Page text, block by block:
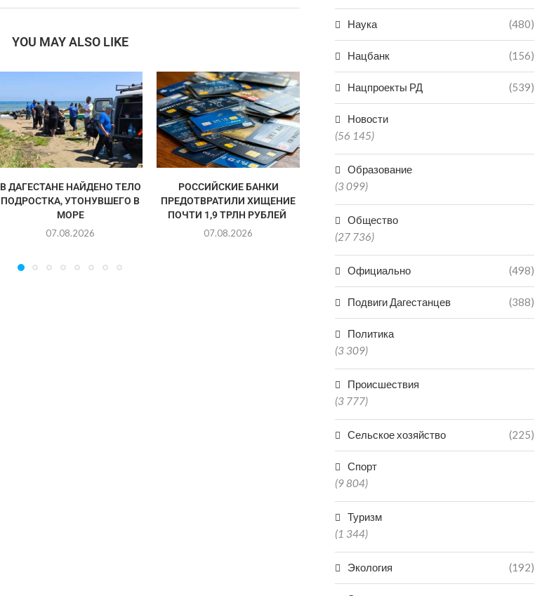
YOU MAY ALSO LIKE
В ДАГЕСТАНЕ НАЙДЕНО ТЕЛО
ПОДРОСТКА, УТОНУВШЕГО В
МОРЕ
07.08.2026
РОССИЙСКИЕ БАНКИ
ПРЕДОТВРАТИЛИ ХИЩЕНИЕ
ПОЧТИ 1,9 ТРЛН РУБЛЕЙ
07.08.2026
ПОЛУЧИЛ 3,5 ГОДА КОЛОНИИ
ЗА...
07.08.2026
Наука (480)
Нацбанк (156)
Нацпроекты РД (539)
Новости
(56 145)
Образование
(3 099)
Общество
(27 736)
Официально (498)
Подвиги Дагестанцев (388)
Политика
(3 309)
Происшествия
(3 777)
Сельское хозяйство (225)
Спорт
(9 804)
Туризм
(1 344)
Экология (192)